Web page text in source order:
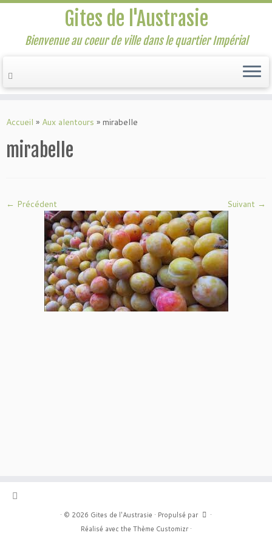
au
Gites de l'Austrasie
Bienvenue au coeur de ville dans le quartier Impérial
Accueil » Aux alentours » mirabelle
mirabelle
← Précédent Suivant →
· © 2026 Gites de l'Austrasie · Propulsé par
·
Réalisé avec the Thème Customizr·